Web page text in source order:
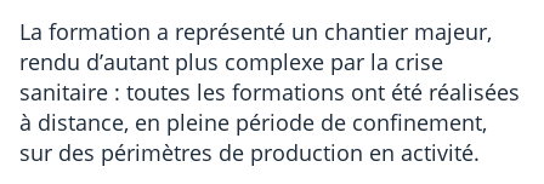
La formation a représenté un chantier majeur,
rendu d’autant plus complexe par la crise
sanitaire : toutes les formations ont été réalisées
à distance, en pleine période de confinement,
sur des périmètres de production en activité.